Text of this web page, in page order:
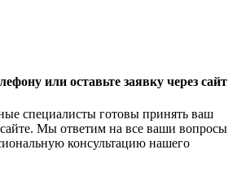
или оставьте заявку через сайт
специалисты готовы принять ваш
Мы ответим на все ваши вопросы
консультацию нашего